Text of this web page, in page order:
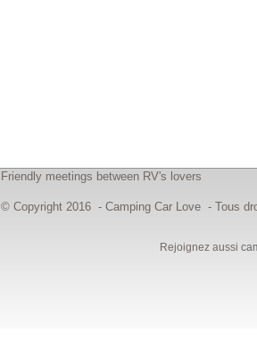
Friendly meetings between RV's lovers
© Copyright 2016 - Camping Car Love - Tous
Rejoignez aussi